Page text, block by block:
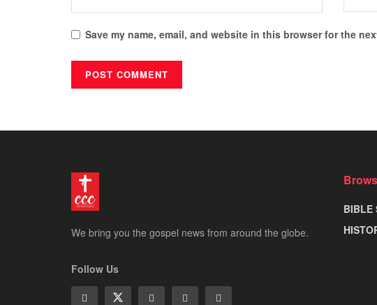
Save my name, email, and website in this browser for the
We bring you the gospel news from around the globe.
Follow Us
BIBLE